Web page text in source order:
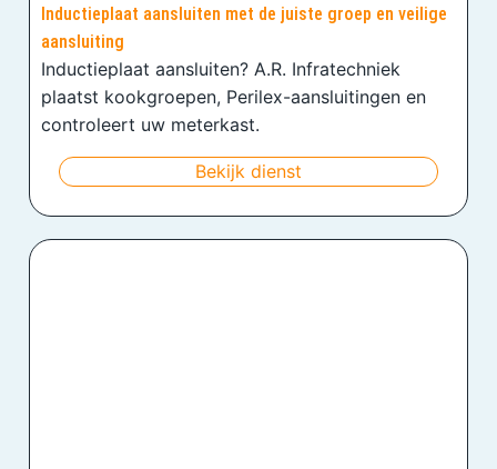
Inductieplaat aansluiten met de juiste groep en veilige
aansluiting
Inductieplaat aansluiten? A.R. Infratechniek
plaatst kookgroepen, Perilex-aansluitingen en
controleert uw meterkast.
Bekijk dienst